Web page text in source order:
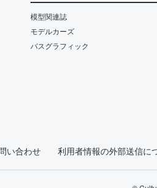
模型関連誌
モデルカーズ
バスグラフィック
い合わせ 利用者情報の外部送信に